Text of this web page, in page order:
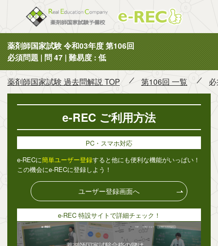
薬剤師国家試験 令和03年度 第106回
必須問題 | 問 47 | 難易度 : 低
薬剤師国家試験 過去問解説 TOP 第106回 一覧
e-REC ご利用方法
PC・スマホ対応
e-RECに簡単ユーザー登録すると他にも便利な機能がいっぱい！
この機会にe-RECに登録しよう！
ユーザー登録画面へ
e-REC 特設サイトで詳細チェック！